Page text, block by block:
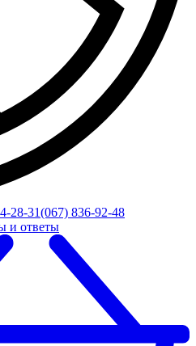
28-31(067) 836-92-48
и ответы